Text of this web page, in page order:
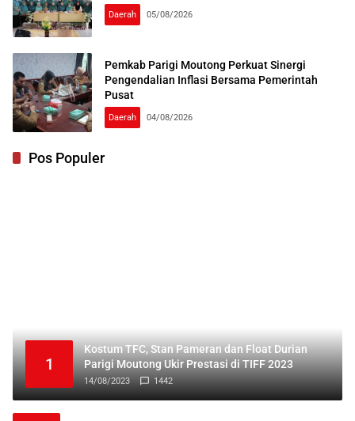
Daerah 05/08/2026
Pemkab Parigi Moutong Perkuat Sinergi
Pengendalian Inflasi Bersama Pemerintah
Pusat
Daerah 04/08/2026
Pos Populer
1
Kostum TFC, Stan Pameran dan Float Durian
Parigi Moutong Ukir Prestasi di TIFF 2023
14/08/2023 1442